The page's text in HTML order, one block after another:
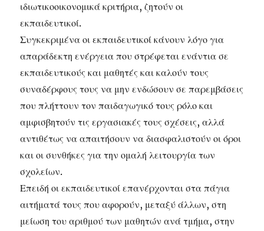
ιδιωτικοοικονομικά κριτήρια, ζητούν οι
εκπαιδευτικοί.
Συγκεκριμένα οι εκπαιδευτικοί κάνουν λόγο για
απαράδεκτη ενέργεια που στρέφεται ενάντια σε
εκπαιδευτικούς και μαθητές και καλούν τους
συναδέρφους τους να μην ενδώσουν σε παρεμβάσεις
που πλήττουν τον παιδαγωγικό τους ρόλο και
αμφισβητούν τις εργασιακές τους σχέσεις, αλλά
αντιθέτως να απαιτήσουν να διασφαλιστούν οι όροι
και οι συνθήκες για την ομαλή λειτουργία των
σχολείων.
Επειδή οι εκπαιδευτικοί επανέρχονται στα πάγια
αιτήματά τους που αφορούν, μεταξύ άλλων, στη
μείωση του αριθμού των μαθητών ανά τμήμα, στην